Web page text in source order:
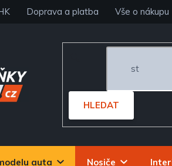
Doprava a platba Vše o nákupu
HLEDAT
auta Nosiče